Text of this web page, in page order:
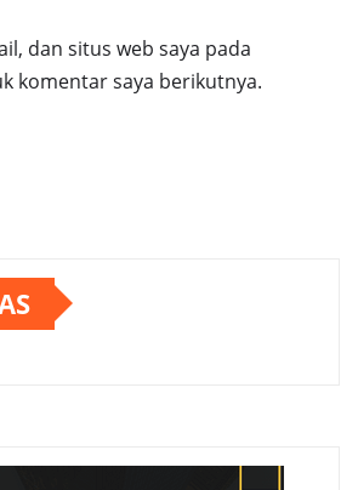
dan situs web saya pada
komentar saya berikutnya.